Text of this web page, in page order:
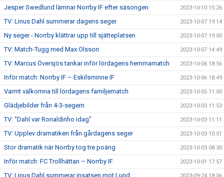
Jesper Swedlund lämnar Norrby IF efter säsongen 2023-10-10 15:26
TV: Linus Dahl summerar dagens seger 2023-10-07 19:14
Ny seger - Norrby klättrar upp till sjätteplatsen 2023-10-07 19:00
TV: Match-Tugg med Max Olsson 2023-10-07 14:49
TV: Marcus Översjös tankar inför lördagens hemmamatch 2023-10-06 18:56
Inför match: Norrby IF – Eskilsminne IF 2023-10-06 18:49
Varmt välkomna till lördagens familjematch 2023-10-05 11:00
Glädjebilder från 4-3-segern 2023-10-03 11:53
TV: "Dahl var Ronaldinho idag" 2023-10-03 11:11
TV: Upplev dramatiken från gårdagens seger 2023-10-03 10:51
Stor dramatik när Norrby tog tre poäng 2023-10-03 08:30
Inför match: FC Trollhättan – Norrby IF 2023-10-01 17:57
TV: Linus Dahl summerar insatsen mot Lund